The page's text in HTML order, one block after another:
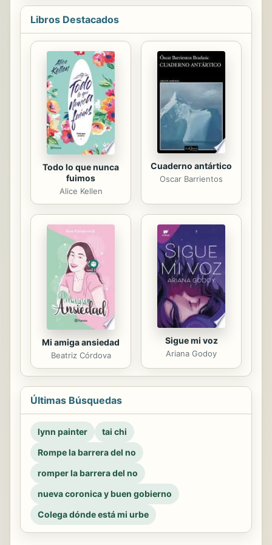
preguntarme qué es lo que puede
decir un predicador de la fe católica
sobre el Espíritu Santo siguiendo a la
Escritura y a la Tradición. En
concreto y, sobre todo, en el sentido
de que lo dicho no se quede en
teoría teológica, sino que más bien
alcance un significado para la
entera...
Libros Destacados
Todo lo que nunca
fuimos
Alice Kellen
Cuaderno antártico
Oscar Barrientos
Mi amiga ansiedad
Beatriz Córdova
Sigue mi voz
Ariana Godoy
Últimas Búsquedas
lynn painter
tai chi
Rompe la barrera del no
romper la barrera del no
nueva coronica y buen gobierno
Colega dónde está mi urbe